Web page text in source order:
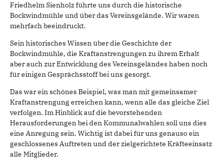
Friedhelm Sienholz führte uns durch die historische
Bockwindmühle und über das Vereinsgelände. Wir waren
mehrfach beeindruckt.
Sein historisches Wissen über die Geschichte der
Bockwindmühle, die Kraftanstrengungen zu ihrem Erhalt
aber auch zur Entwicklung des Vereinsgeländes haben noch
für einigen Gesprächsstoff bei uns gesorgt.
Das war ein schönes Beispiel, was man mit gemeinsamer
Kraftanstrengung erreichen kann, wenn alle das gleiche Ziel
verfolgen. Im Hinblick auf die bevorstehenden
Herausforderungen bei den Kommunalwahlen soll uns dies
eine Anregung sein. Wichtig ist dabei für uns genauso ein
geschlossenes Auftreten und der zielgerichtete Kräfteeinsatz
alle Mitglieder.